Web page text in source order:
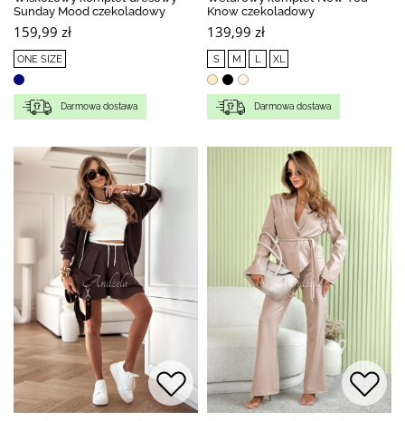
Sunday Mood czekoladowy
159,99 zł
ONE SIZE
Darmowa dostawa
Know czekoladowy
139,99 zł
S M L XL
Darmowa dostawa